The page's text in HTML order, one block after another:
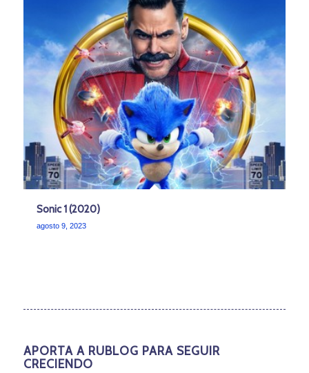
Sonic 1 (2020)
agosto 9, 2023
APORTA A RUBLOG PARA SEGUIR
CRECIENDO